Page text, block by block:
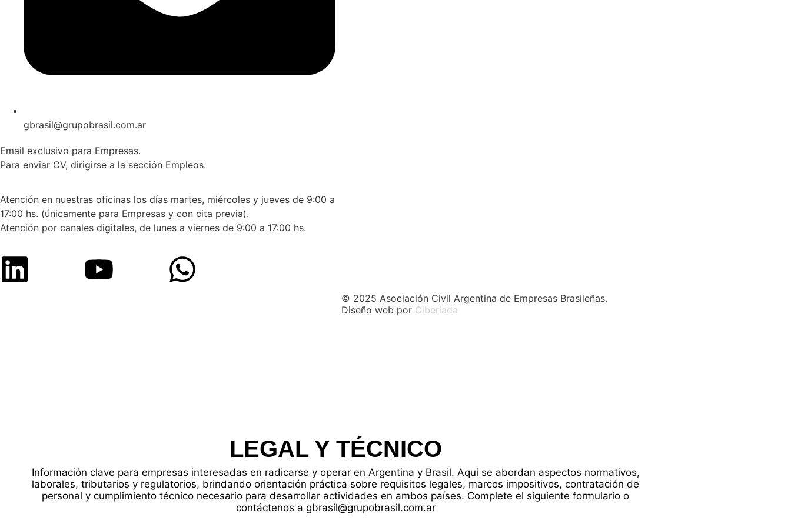
gbrasil@grupobrasil.com.ar
Email exclusivo para Empresas.
Para enviar CV, dirigirse a la sección Empleos.
Atención en nuestras oficinas los días martes, miércoles y jueves de 9:00 a
17:00 hs. (únicamente para Empresas y con cita previa).
Atención por canales digitales, de lunes a viernes de 9:00 a 17:00 hs.
© 2025 Asociación Civil Argentina de Empresas Brasileñas.
Diseño web por Ciberiada
LEGAL Y TÉCNICO
Información clave para empresas interesadas en radicarse y operar en Argentina y Brasil. Aquí se abordan aspectos normativos,
laborales, tributarios y regulatorios, brindando orientación práctica sobre requisitos legales, marcos impositivos, contratación de
personal y cumplimiento técnico necesario para desarrollar actividades en ambos países. Complete el siguiente formulario o
contáctenos a gbrasil@grupobrasil.com.ar